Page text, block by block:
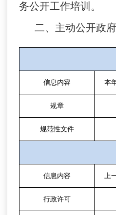
务公开工作培训。
二、主动公开政
信息内容 本
规章
规范性文件
信息内容 上
行政许可